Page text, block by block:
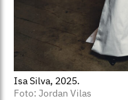
Isa Silva, 2025.
Foto: Jordan Vilas